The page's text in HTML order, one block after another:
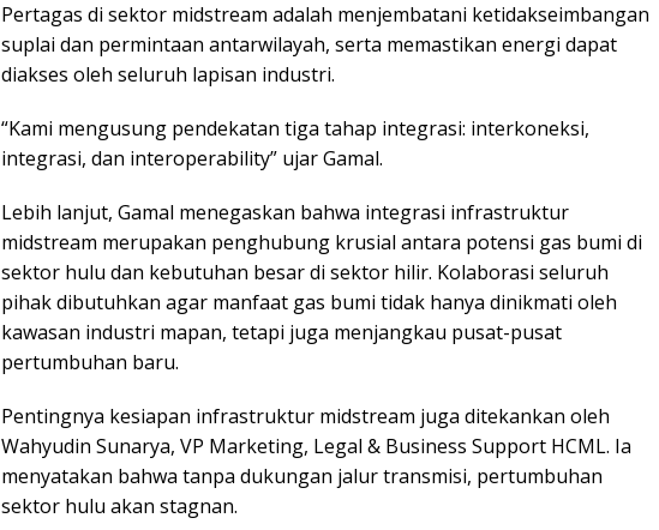
Pertagas di sektor midstream adalah menjembatani ketidakseimbangan
suplai dan permintaan antarwilayah, serta memastikan energi dapat
diakses oleh seluruh lapisan industri.
“Kami mengusung pendekatan tiga tahap integrasi: interkoneksi,
integrasi, dan interoperability” ujar Gamal.
Lebih lanjut, Gamal menegaskan bahwa integrasi infrastruktur
midstream merupakan penghubung krusial antara potensi gas bumi di
sektor hulu dan kebutuhan besar di sektor hilir. Kolaborasi seluruh
pihak dibutuhkan agar manfaat gas bumi tidak hanya dinikmati oleh
kawasan industri mapan, tetapi juga menjangkau pusat-pusat
pertumbuhan baru.
Pentingnya kesiapan infrastruktur midstream juga ditekankan oleh
Wahyudin Sunarya, VP Marketing, Legal & Business Support HCML. Ia
menyatakan bahwa tanpa dukungan jalur transmisi, pertumbuhan
sektor hulu akan stagnan.